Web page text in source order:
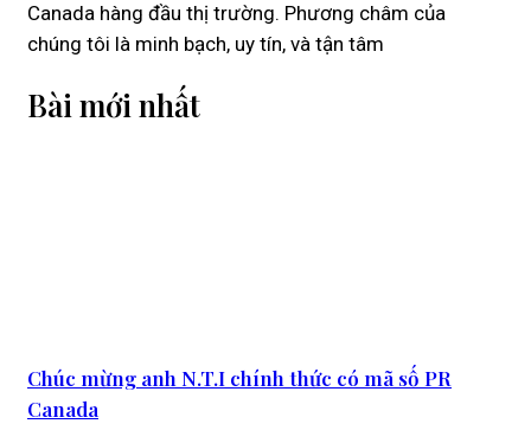
Canada hàng đầu thị trường. Phương châm của
chúng tôi là minh bạch, uy tín, và tận tâm
Bài mới nhất
Chúc mừng anh N.T.I chính thức có mã số PR
Canada